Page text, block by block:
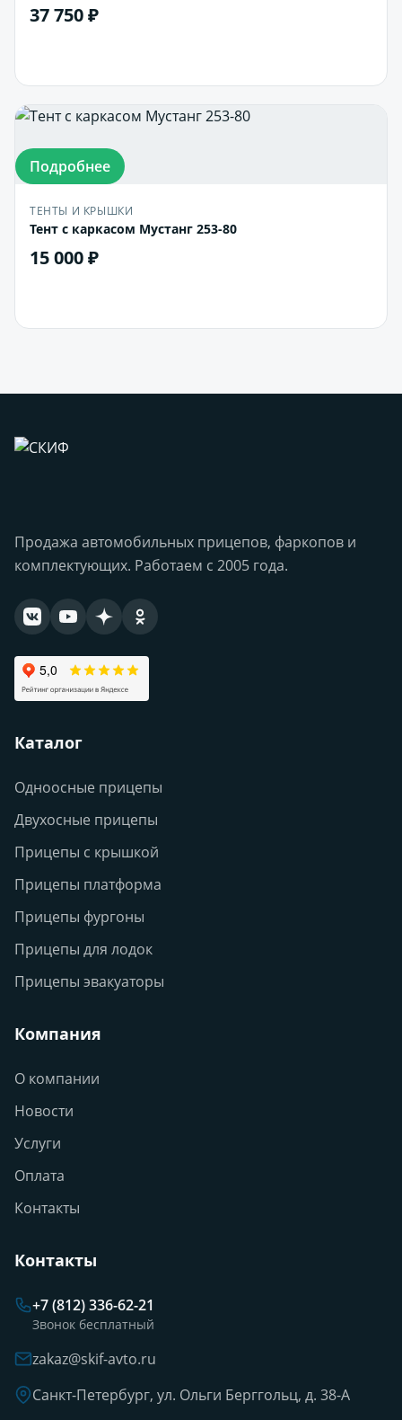
37 750 ₽
Подробнее
ТЕНТЫ И КРЫШКИ
Тент с каркасом Мустанг 253-80
15 000 ₽
Продажа автомобильных прицепов, фаркопов и
комплектующих. Работаем с 2005 года.
Каталог
Одноосные прицепы
Двухосные прицепы
Прицепы с крышкой
Прицепы платформа
Прицепы фургоны
Прицепы для лодок
Прицепы эвакуаторы
Компания
О компании
Новости
Услуги
Оплата
Контакты
Контакты
+7 (812) 336-62-21
Звонок бесплатный
zakaz@skif-avto.ru
Санкт-Петербург, ул. Ольги Берггольц, д. 38-А